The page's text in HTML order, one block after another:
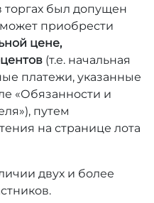
торгах был допущен
приобрести
цене,
(т.е. начальная
платежи, указанные
«Обязанности и
путем
на странице лота
двух и более